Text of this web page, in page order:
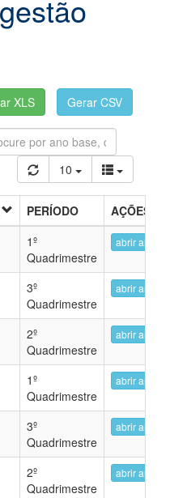
10
PERÍODO
AÇÕES
1º
Quadrimestre
abrir
3º
Quadrimestre
abrir
2º
Quadrimestre
abrir
1º
Quadrimestre
abrir
3º
Quadrimestre
abrir
2º
Quadrimestre
abrir